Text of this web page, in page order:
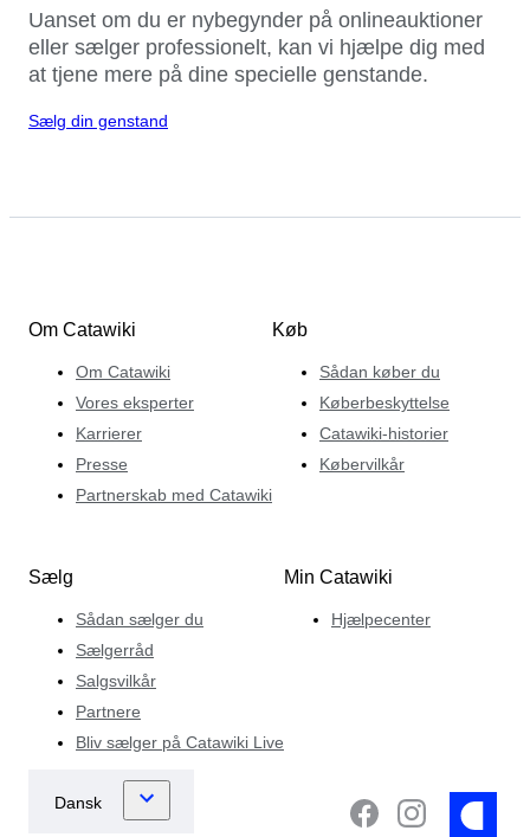
Uanset om du er nybegynder på onlineauktioner
eller sælger professionelt, kan vi hjælpe dig med
at tjene mere på dine specielle genstande.
Sælg din genstand
Om Catawiki
Om Catawiki
Vores eksperter
Karrierer
Presse
Partnerskab med Catawiki
Køb
Sådan køber du
Køberbeskyttelse
Catawiki-historier
Købervilkår
Sælg
Sådan sælger du
Sælgerråd
Salgsvilkår
Partnere
Bliv sælger på Catawiki Live
Min Catawiki
Hjælpecenter